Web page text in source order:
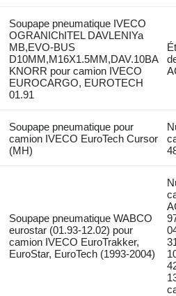
Soupape pneumatique IVECO
OGRANIChITEL DAVLENIYa
MB,EVO-BUS
D10MM,M16X1.5MM,DAV.10BA
KNORR pour camion IVECO
EUROCARGO, EUROTECH
01.91
Soupape pneumatique pour
camion IVECO EuroTech Cursor
(MH)
Soupape pneumatique WABCO
eurostar (01.93-12.02) pour
camion IVECO EuroTrakker,
EuroStar, EuroTech (1993-2004)